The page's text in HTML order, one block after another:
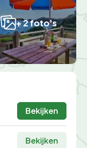
+ 2 foto's
Bekijken
Bekijken